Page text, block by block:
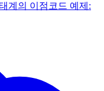
계의 이점 코드 예제: